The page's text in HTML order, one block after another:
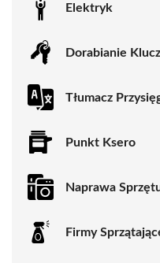
Elektryk
Dorabianie
Tłumacz
Punkt Ksero
Naprawa
Firmy